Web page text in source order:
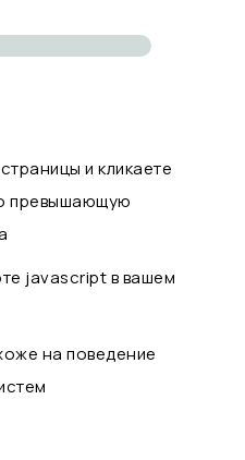
и кликаете
превышающую
javascript в вашем
на поведение